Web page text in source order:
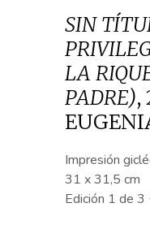
SIN
LA
PADRE),
Impresión
31 x 31,5 cm
Edición 1 de 3